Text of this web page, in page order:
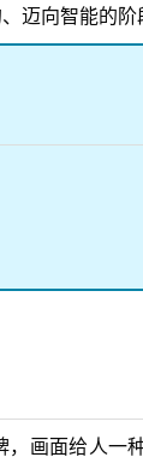
迈向智能的阶
，画面给人一